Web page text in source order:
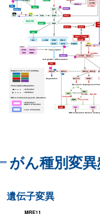
がん種別変
遺伝子変異